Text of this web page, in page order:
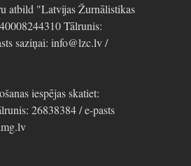
atbild "Latvijas Žurnālistikas
Tālrunis:
saziņai: info@lzc.lv /
iespējas skatiet:
26838384 / e-pasts